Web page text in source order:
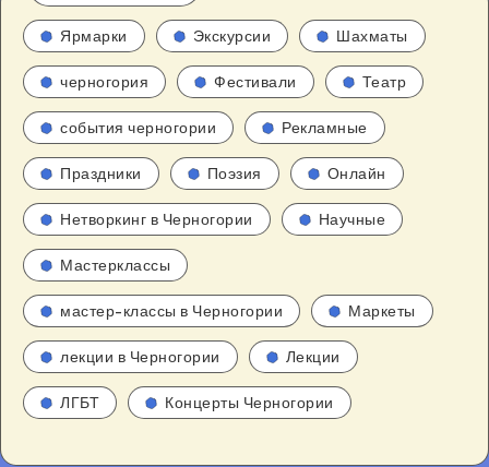
Ярмарки Экскурсии Шахматы
черногория Фестивали Театр
события черногории Рекламные
Праздники Поэзия Онлайн
Нетворкинг в Черногории Научные
Мастерклассы
мастер-классы в Черногории Маркеты
лекции в Черногории Лекции
ЛГБТ Концерты Черногории